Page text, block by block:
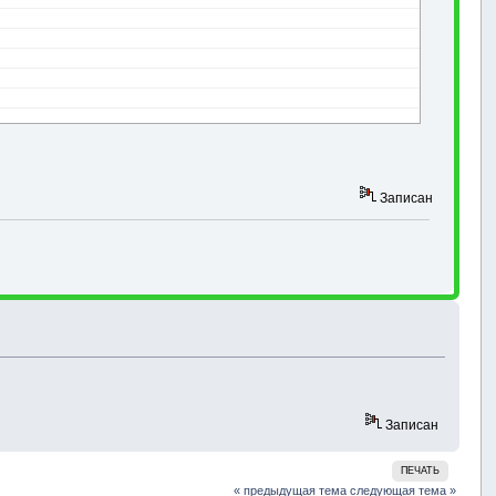
Записан
Записан
ПЕЧАТЬ
« предыдущая тема следующая тема »